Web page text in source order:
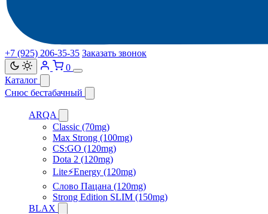
+7 (925) 206‑35‑35 Заказать звонок
0
Каталог
Снюс бестабачный
ARQA
Classic (70mg)
Max Strong (100mg)
CS:GO (120mg)
Dota 2 (120mg)
Lite⚡Energy (120mg)
Слово Пацана (120mg)
Strong Edition SLIM (150mg)
BLAX